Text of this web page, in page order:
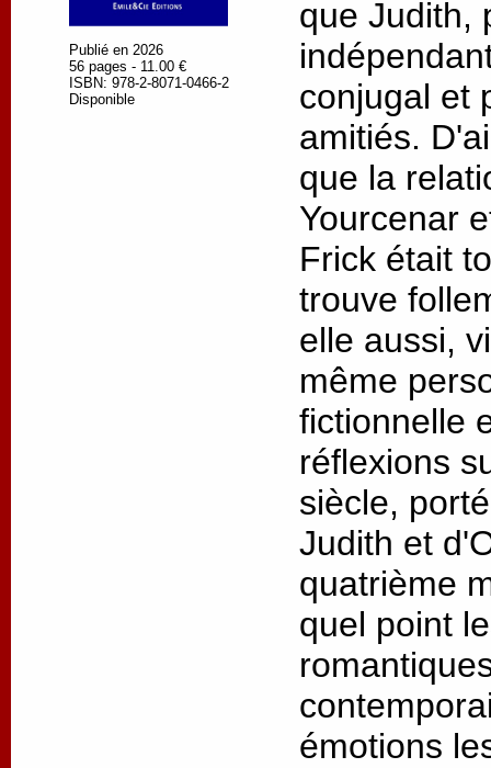
Publié en 2026
56 pages - 11.00 €
ISBN: 978-2-8071-0466-2
Disponible
que Judith,
conjugal et
amitiés.
que la
Yourcenar
Frick était
trouve
elle aussi,
même
fictionnelle
réflexions
siècle,
Judith et
quatrième
quel point
émotions